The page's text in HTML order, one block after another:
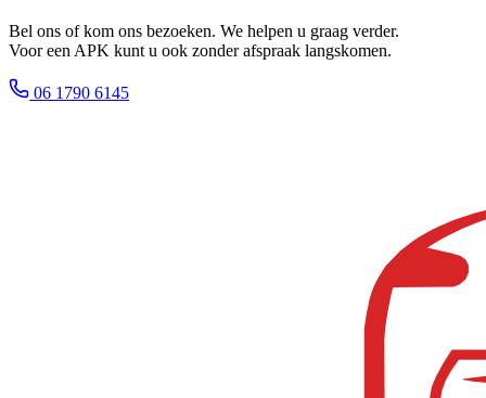
Bel ons of kom ons bezoeken. We helpen u graag verder.
Voor een APK kunt u ook zonder afspraak langskomen.
06 1790 6145